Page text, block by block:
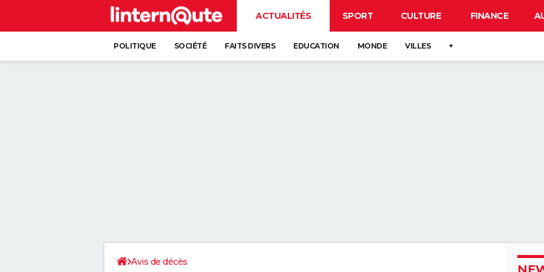
ACTUALITÉS SPORT CULTURE FINANCE
POLITIQUE SOCIÉTÉ FAITS DIVERS EDUCATION MONDE VILLES +
Avis de décès